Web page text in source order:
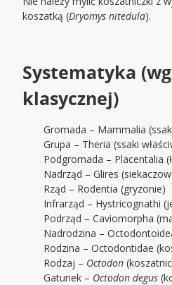
koszatką (Dryomys nitedula).
Systematyka
klasycznej)
Gromada – Mammalia
Grupa – Theria (ssaki
Podgromada – Placentalia
Nadrząd – Glires
Rząd – Rodentia (gryzonie)
Infrarząd – Hystricognathi
Podrząd – Caviomorpha
Nadrodzina –
Rodzina – Octodontidae
Rodzaj – Octodon
Gatunek – Octodon degus